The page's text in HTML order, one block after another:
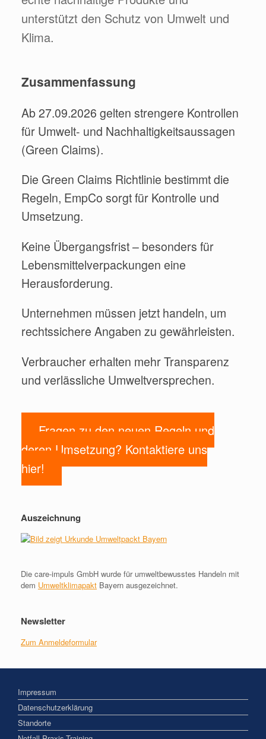
unterstützt den Schutz von Umwelt und
Klima.
Zusammenfassung
Ab 27.09.2026 gelten strengere Kontrollen
für Umwelt- und Nachhaltigkeitsaussagen
(Green Claims).
Die Green Claims Richtlinie bestimmt die
Regeln, EmpCo sorgt für Kontrolle und
Umsetzung.
Keine Übergangsfrist – besonders für
Lebensmittelverpackungen eine
Herausforderung.
Unternehmen müssen jetzt handeln, um
rechtssichere Angaben zu gewährleisten.
Verbraucher erhalten mehr Transparenz
und verlässliche Umweltversprechen.
Fragen zu den neuen Regeln und
deren Umsetzung? Kontaktiere uns
hier!
Auszeichnung
Die care-impuls GmbH wurde für umweltbewusstes Handeln mit
dem Umweltklimapakt Bayern ausgezeichnet.
Newsletter
Zum Anmeldeformular
Impressum
Datenschutzerklärung
Standorte